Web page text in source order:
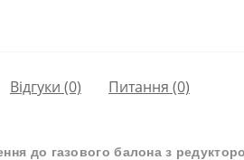
Відгуки (0) Питання (0)
до газового балона з